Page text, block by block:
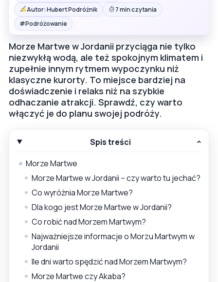
Autor: Hubert Podróżnik
7 min czytania
#Podróżowanie
Morze Martwe w Jordanii przyciąga nie tylko
niezwykłą wodą, ale też spokojnym klimatem i
zupełnie innym rytmem wypoczynku niż
klasyczne kurorty. To miejsce bardziej na
doświadczenie i relaks niż na szybkie
odhaczanie atrakcji. Sprawdź, czy warto
włączyć je do planu swojej podróży.
Spis treści
Morze Martwe
Morze Martwe w Jordanii – czy warto tu jechać?
Co wyróżnia Morze Martwe?
Dla kogo jest Morze Martwe w Jordanii?
Co robić nad Morzem Martwym?
Najważniejsze informacje o Morzu Martwym w
Jordanii
Ile dni warto spędzić nad Morzem Martwym?
Morze Martwe czy Akaba?